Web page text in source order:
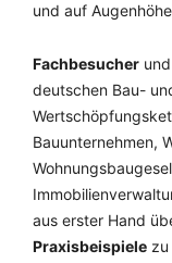
und auf
Fachbesucher und
deutschen Bau-
Bauunternehmen,
aus erster Hand
Praxisbeispiele